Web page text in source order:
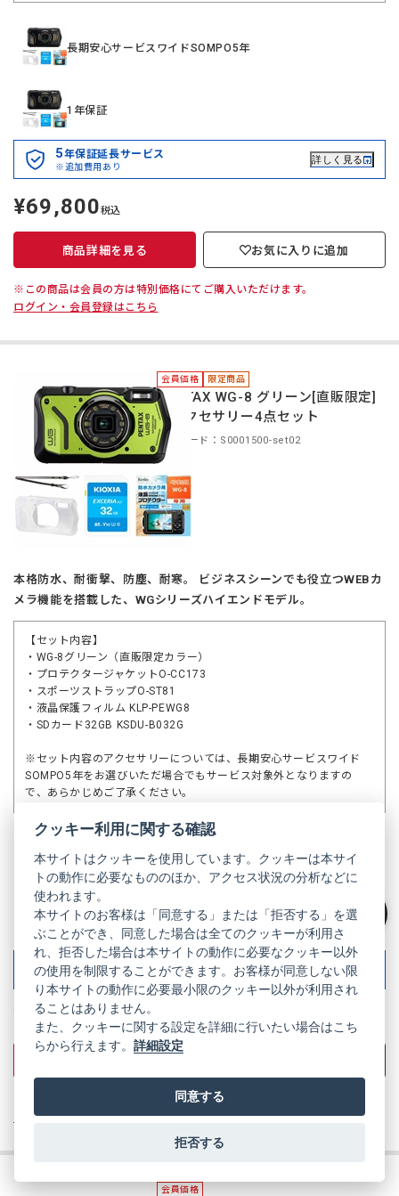
絞り込み
長期安心サービスワイドSOMPO5年
1年保証
5年保証延長サービス
※追加費用あり
詳しく見る
定
価
¥69,800税込
商品詳細を見る お気に入りに追加
※この商品は会員の方は特別価格にてご購入いただけます。
ログイン・会員登録はこちら
会員価格 限定商品
PENTAX WG-8 グリーン[直販限定]
＋アクセサリー4点セット
商品コード：S0001500-set02
本格防水、耐衝撃、防塵、耐寒。 ビジネスシーンでも役立つWEBカ
メラ機能を搭載した、WGシリーズハイエンドモデル。
【セット内容】
・WG-8グリーン（直販限定カラー）
・プロテクタージャケットO-CC173
・スポーツストラップO-ST81
・液晶保護フィルム KLP-PEWG8
・SDカード32GB KSDU-B032G
※セット内容のアクセサリーについては、長期安心サービスワイド
SOMPO5年をお選びいただ場合でもサービス対象外となりますの
で、あらかじめご了承ください。
長期安心サービスワイドSOMPO5年
1年保証
5年保証延長サービス
※追加費用あり
詳しく見る
定
¥69,800税込
※この商品は会員の方は特別価格にてご購入いただけます。
ログイン・会員登録はこちら
会員価格
クッキー利用に関する確認
本サイトはクッキーを使用しています。クッキーは本サイ
トの動作に必要なもののほか、アクセス状況の分析などに
使われます。
本サイトのお客様は「同意する」または「拒否する」を選
ぶことができ、同意した場合は全てのクッキーが利用さ
れ、拒否した場合は本サイトの動作に必要なクッキー以外
の使用を制限することができます。お客様が同意しない限
り本サイトの動作に必要最小限のクッキー以外が利用され
ることはありません。
また、クッキーに関する設定を詳細に行いたい場合はこち
らから行えます。詳細設定
同意する
拒否する